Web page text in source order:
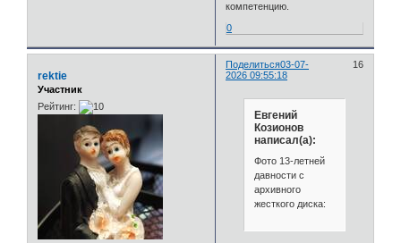
компетенцию.
0
Поделиться 16
03-07-
2026 09:55:18
rektie
Участник
Рейтинг:
Евгений
Козионов
написал(а):
Фото 13-летней
давности с
архивного
жесткого диска: